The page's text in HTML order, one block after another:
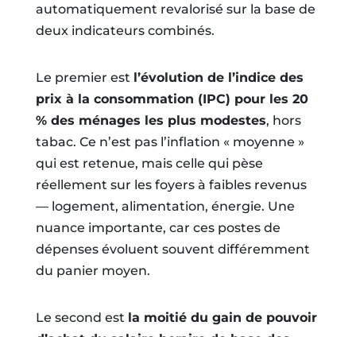
automatiquement revalorisé sur la base de
deux indicateurs combinés.
Le premier est l’évolution de l’indice des
prix à la consommation (IPC) pour les 20
% des ménages les plus modestes, hors
tabac. Ce n’est pas l’inflation « moyenne »
qui est retenue, mais celle qui pèse
réellement sur les foyers à faibles revenus
— logement, alimentation, énergie. Une
nuance importante, car ces postes de
dépenses évoluent souvent différemment
du panier moyen.
Le second est la moitié du gain de pouvoir